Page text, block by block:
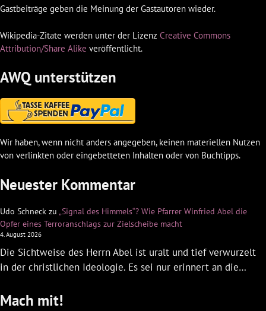
Gastbeiträge geben die Meinung der Gastautoren wieder.
Wikipedia-Zitate werden unter der Lizenz Creative Commons
Attribution/Share Alike veröffentlicht.
AWQ unterstützen
Wir haben, wenn nicht anders angegeben, keinen materiellen Nutzen
von verlinkten oder eingebetteten Inhalten oder von Buchtipps.
Neuester Kommentar
Udo Schneck zu „Signal des Himmels“? Wie Pfarrer Winfried Abel die
Opfer eines Terroranschlags zur Zielscheibe macht
4. August 2026
Die Sichtweise des Herrn Abel ist uralt und tief verwurzelt
in der christlichen Ideologie. Es sei nur erinnert an die…
Mach mit!